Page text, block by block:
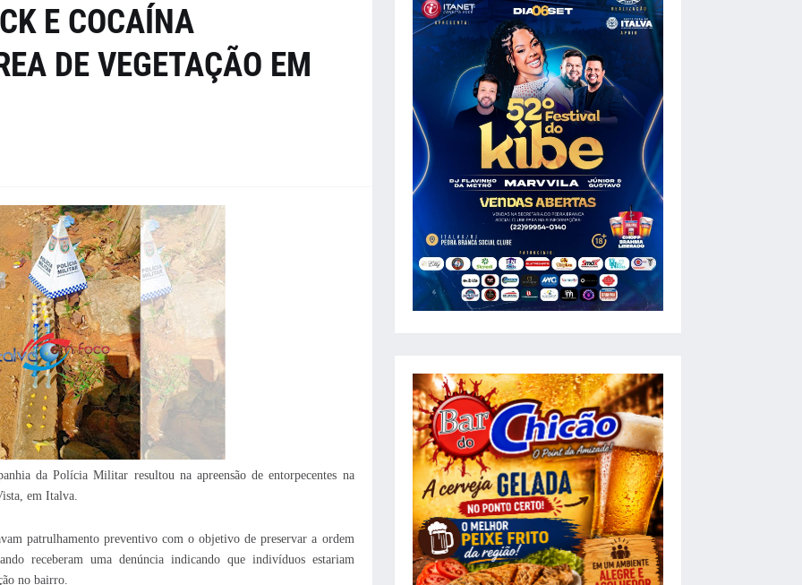
E COCAÍNA
DE VEGETAÇÃO EM
da Polícia Militar resultou na apreensão de entorpecentes na
em Italva.
patrulhamento preventivo com o objetivo de preservar a ordem
receberam uma denúncia indicando que indivíduos estariam
no bairro.